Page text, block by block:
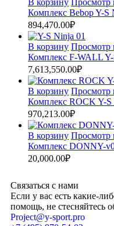
Комплекс Bebop Y-S
894,470.00₽
В корзину Просмотр
Комплекс F-WALL
7,613,550.00₽
В корзину Просмотр
Комплекс ROCK Y-
970,213.00₽
В корзину Просмотр
Комплекс DONNY-
20,000.00₽
Связаться с нами
Если у вас есть какие-
помощь, не стесняйтесь
Project@y-sport.pro